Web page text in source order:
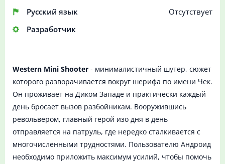
Русский язык
Отсутствует
Разработчик
Western Mini Shooter - минималистичный шутер, сюжет
которого разворачивается вокруг шерифа по имени Чек.
Он проживает на Диком Западе и практически каждый
день бросает вызов разбойникам. Вооружившись
револьвером, главный герой изо дня в день
отправляется на патруль, где нередко сталкивается с
многочисленными трудностями. Пользователю Андроид
необходимо приложить максимум усилий, чтобы помочь